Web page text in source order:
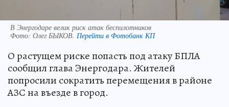
В Энергодаре велик риск атак беспилотников
Фото: Олег БЫКОВ. Перейти в Фотобанк КП
О растущем риске попасть под атаку БПЛА
сообщил глава Энергодара. Жителей
попросили сократить перемещения в районе
АЗС на въезде в город.